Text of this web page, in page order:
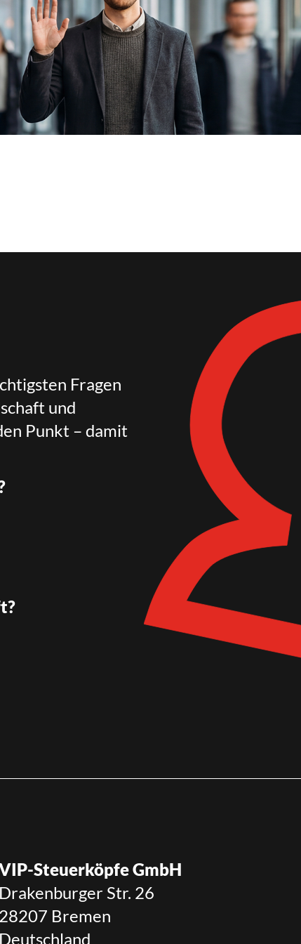
Fragen
und
Punkt – damit
Steuerköpfe GmbH
Drakenburger Str. 26
28207 Bremen
Deutschland